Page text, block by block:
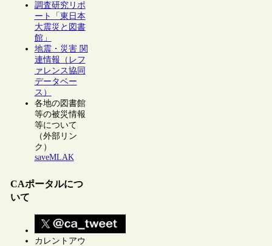
調査研究リポ
ート「東日本
大震災と図書
館」
地震・災害 関
連情報（レフ
ァレンス協同
データベー
ス）
各地の図書館
等の被災情報
等について
（外部リン
ク）
saveMLAK
CAポータルにつ
いて
カレントアウ